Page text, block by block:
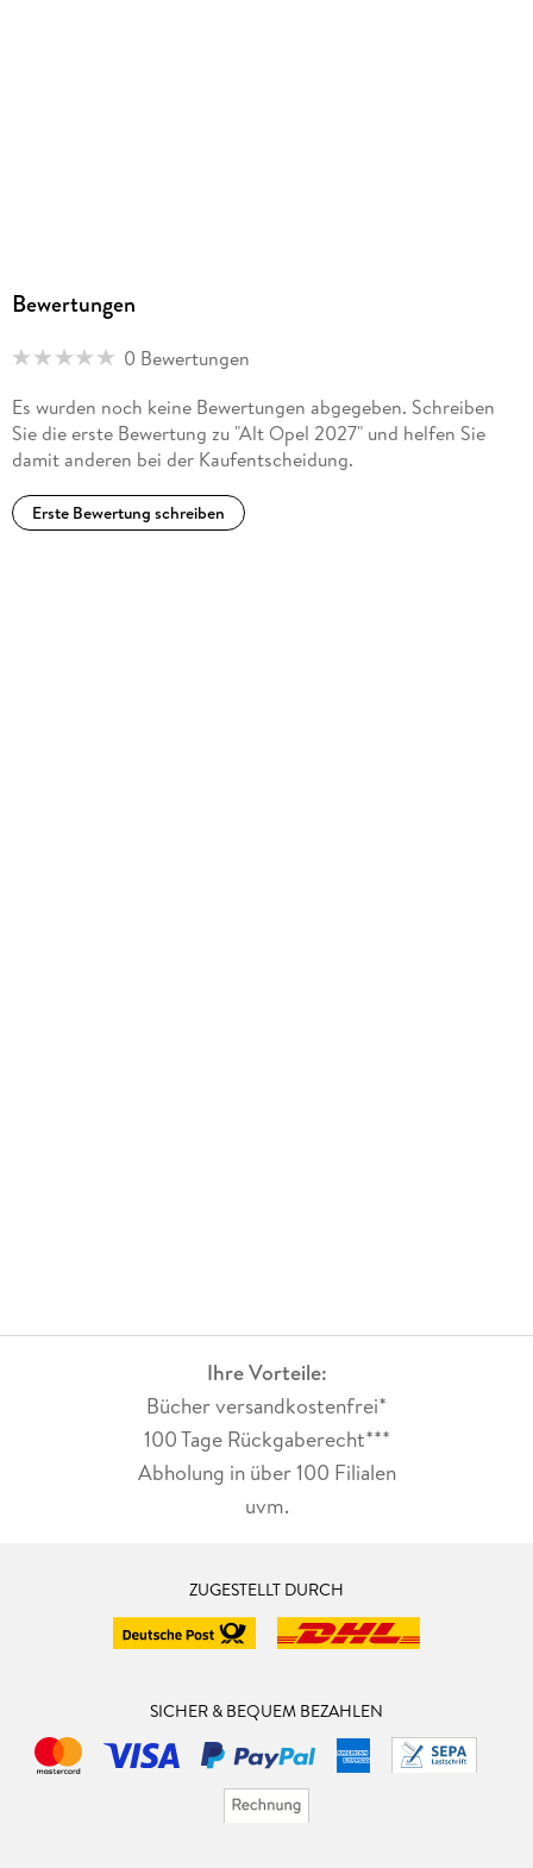
Bewertungen
0 Bewertungen
Es wurden noch keine Bewertungen abgegeben. Schreiben
Sie die erste Bewertung zu "Alt Opel 2027" und helfen Sie
damit anderen bei der Kaufentscheidung.
Erste Bewertung schreiben
Ihre Vorteile:
Bücher versandkostenfrei*
100 Tage Rückgaberecht***
Abholung in über 100 Filialen
uvm.
ZUGESTELLT DURCH
SICHER & BEQUEM BEZAHLEN